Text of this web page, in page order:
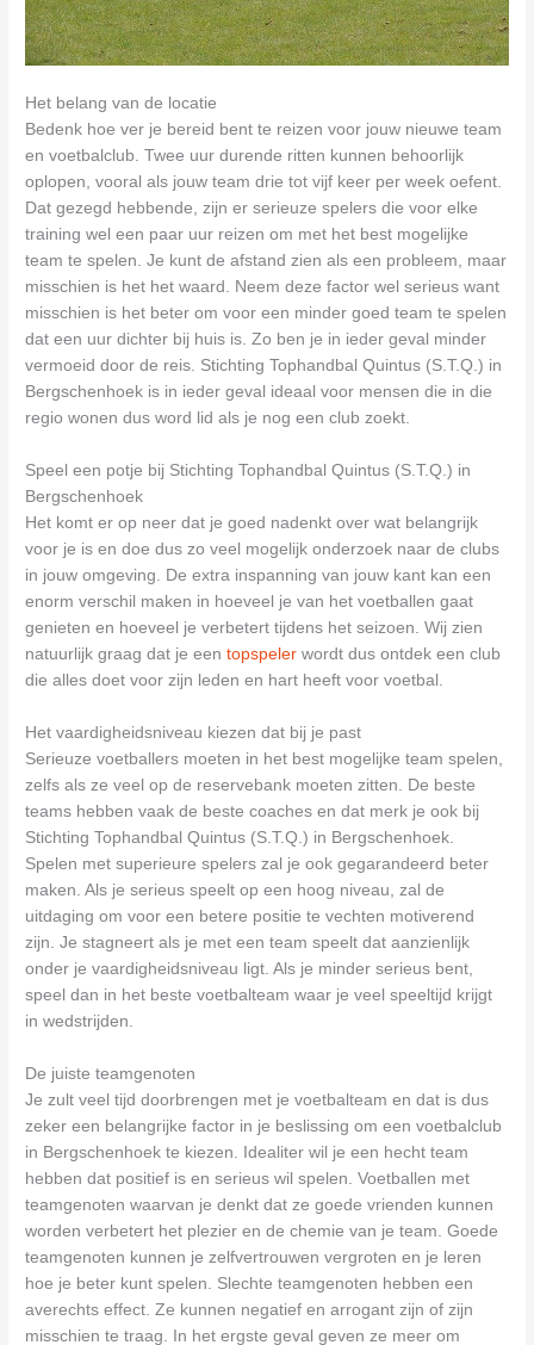
Het belang van de locatie
Bedenk hoe ver je bereid bent te reizen voor jouw nieuwe team
en voetbalclub. Twee uur durende ritten kunnen behoorlijk
oplopen, vooral als jouw team drie tot vijf keer per week oefent.
Dat gezegd hebbende, zijn er serieuze spelers die voor elke
training wel een paar uur reizen om met het best mogelijke
team te spelen. Je kunt de afstand zien als een probleem, maar
misschien is het het waard. Neem deze factor wel serieus want
misschien is het beter om voor een minder goed team te spelen
dat een uur dichter bij huis is. Zo ben je in ieder geval minder
vermoeid door de reis. Stichting Tophandbal Quintus (S.T.Q.) in
Bergschenhoek is in ieder geval ideaal voor mensen die in die
regio wonen dus word lid als je nog een club zoekt.
Speel een potje bij Stichting Tophandbal Quintus (S.T.Q.) in
Bergschenhoek
Het komt er op neer dat je goed nadenkt over wat belangrijk
voor je is en doe dus zo veel mogelijk onderzoek naar de clubs
in jouw omgeving. De extra inspanning van jouw kant kan een
enorm verschil maken in hoeveel je van het voetballen gaat
genieten en hoeveel je verbetert tijdens het seizoen. Wij zien
natuurlijk graag dat je eentopspeler wordt dus ontdek een club
die alles doet voor zijn leden en hart heeft voor voetbal.
Het vaardigheidsniveau kiezen dat bij je past
Serieuze voetballers moeten in het best mogelijke team spelen,
zelfs als ze veel op de reservebank moeten zitten. De beste
teams hebben vaak de beste coaches en dat merk je ook bij
Stichting Tophandbal Quintus (S.T.Q.) in Bergschenhoek.
Spelen met superieure spelers zal je ook gegarandeerd beter
maken. Als je serieus speelt op een hoog niveau, zal de
uitdaging om voor een betere positie te vechten motiverend
zijn. Je stagneert als je met een team speelt dat aanzienlijk
onder je vaardigheidsniveau ligt. Als je minder serieus bent,
speel dan in het beste voetbalteam waar je veel speeltijd krijgt
in wedstrijden.
De juiste teamgenoten
Je zult veel tijd doorbrengen met je voetbalteam en dat is dus
zeker een belangrijke factor in je beslissing om een voetbalclub
in Bergschenhoek te kiezen. Idealiter wil je een hecht team
hebben dat positief is en serieus wil spelen. Voetballen met
teamgenoten waarvan je denkt dat ze goede vrienden kunnen
worden verbetert het plezier en de chemie van je team. Goede
teamgenoten kunnen je zelfvertrouwen vergroten en je leren
hoe je beter kunt spelen. Slechte teamgenoten hebben een
averechts effect. Ze kunnen negatief en arrogant zijn of zijn
misschien te traag. In het ergste geval geven ze meer om